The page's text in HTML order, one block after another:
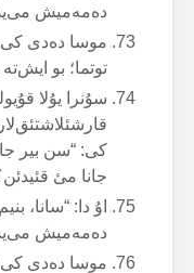
دەمەمیش
موسا دەدی کی:
توتما؛ بو
سۇنرا یۇلا
کی: “سن بیر
جانا مئ
اۇ دا: “سانا،
دەمەمیش
موسا دەدی کی: